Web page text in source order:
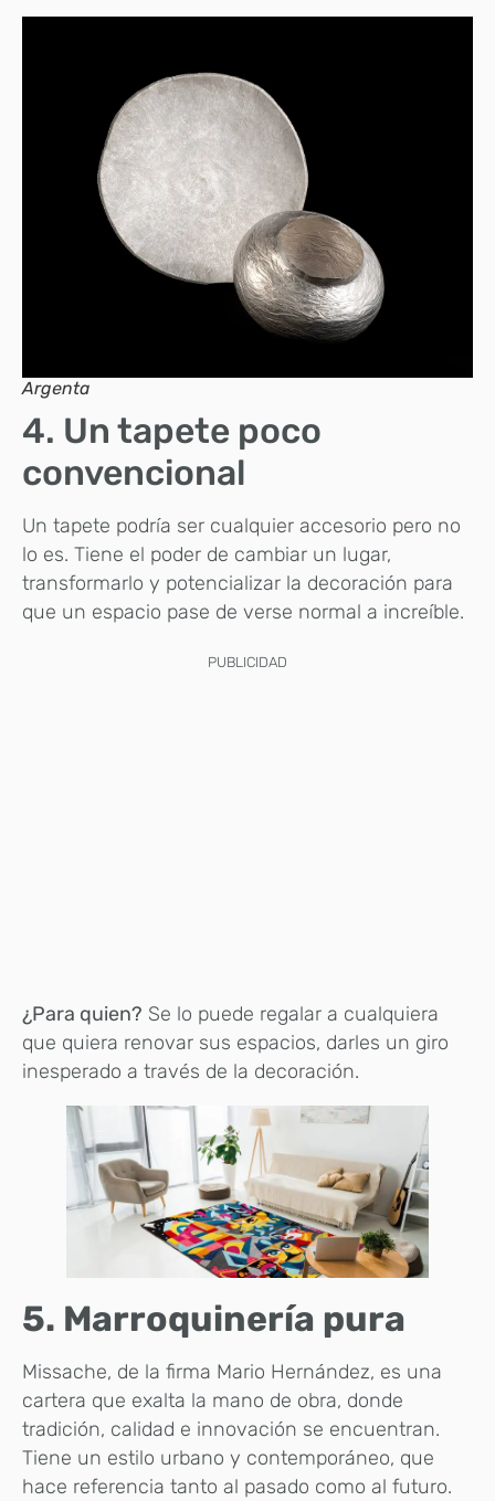
Argenta
4. Un tapete poco
convencional
Un tapete podría ser cualquier accesorio pero no
lo es. Tiene el poder de cambiar un lugar,
transformarlo y potencializar la decoración para
que un espacio pase de verse normal a increíble.
PUBLICIDAD
¿Para quien? Se lo puede regalar a cualquiera
que quiera renovar sus espacios, darles un giro
inesperado a través de la decoración.
5. Marroquinería pura
Missache, de la firma Mario Hernández, es una
cartera que exalta la mano de obra, donde
tradición, calidad e innovación se encuentran.
Tiene un estilo urbano y contemporáneo, que
hace referencia tanto al pasado como al futuro.